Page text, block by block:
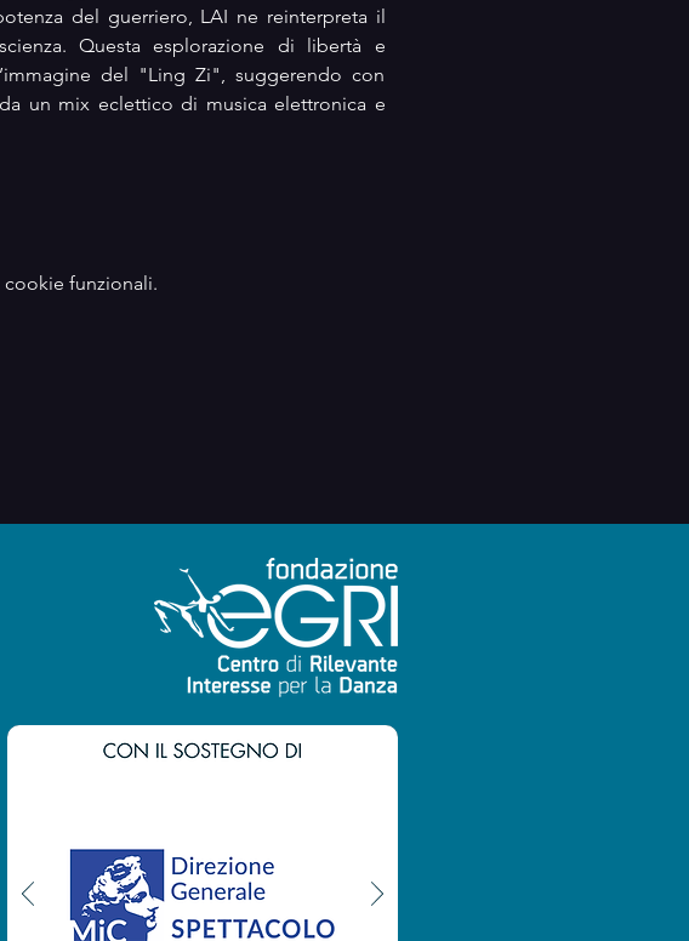
del guerriero, LAI ne reinterpreta il
Questa esplorazione di libertà e
del "Ling Zi", suggerendo con
un mix eclettico di musica elettronica e
funzionali.